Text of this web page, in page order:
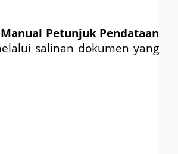
Petunjuk Pendataan
salinan dokumen yang